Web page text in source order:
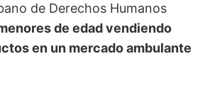
de Derechos Humanos
de edad vendiendo
en un mercado ambulante